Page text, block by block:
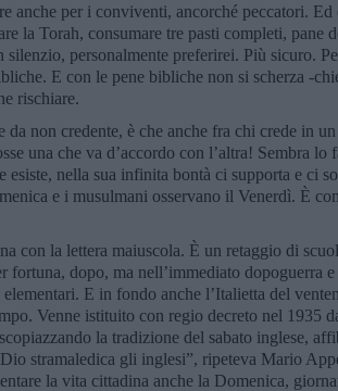
anche per i conviventi, ancorché peccatori. Ed
la Torah, consumare tre pasti completi, pane
silenzio, personalmente preferirei. Più sicuro.
E con le pene bibliche non si scherza -
rischiare.
non credente, è che anche fra chi crede in
una che va d’accordo con l’altra! Sembra lo
esiste, nella sua infinita bontà ci supporta e ci
e i musulmani osservano il Venerdì. È
con la lettera maiuscola. È un retaggio di
dopo, ma nell’immediato dopoguerra e
E in fondo anche l’Italietta del
Venne istituito con regio decreto nel 1935
la tradizione del sabato inglese,
stramaledica gli inglesi”, ripeteva Mario
la vita cittadina anche la Domenica,